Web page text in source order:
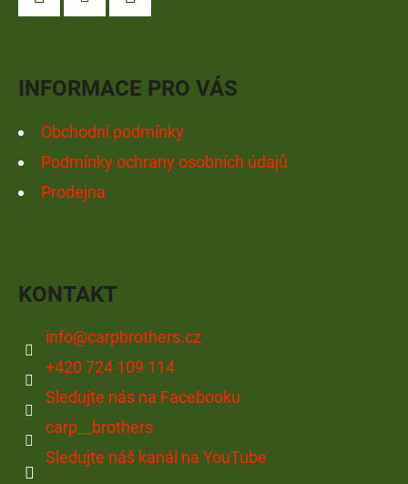
INFORMACE PRO VÁS
Obchodní podmínky
Podmínky ochrany osobních údajů
Prodejna
KONTAKT
info@carpbrothers.cz
+420 724 109 114
Sledujte nás na Facebooku
carp__brothers
Sledujte náš kanál na YouTube